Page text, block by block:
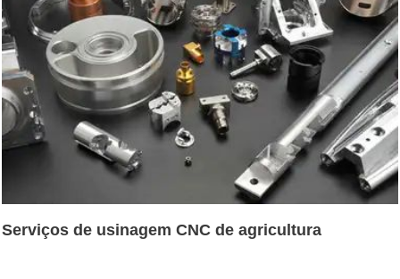
Serviços de usinagem CNC de agricultura